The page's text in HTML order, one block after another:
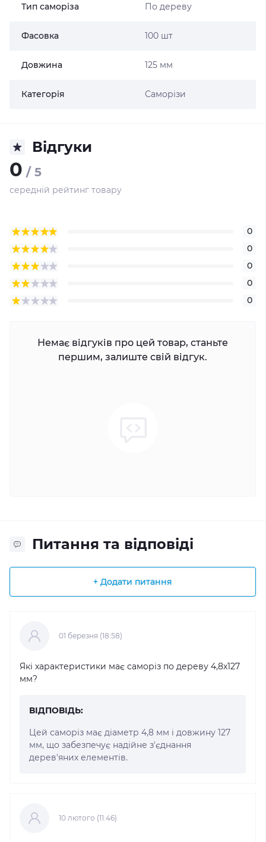
Тип саморіза По дереву
Фасовка 100 шт
Довжина 125 мм
Категорія Саморізи
Відгуки
0 / 5
середній рейтинг товару
0
0
0
0
0
Немає відгуків про цей товар, станьте
першим, залиште свій відгук.
Питання та відповіді
+ Додати питання
01 березня (18:58)
Які характеристики має саморіз по дереву 4,8x127
мм?
ВІДПОВІДЬ:
Цей саморіз має діаметр 4,8 мм і довжину 127
мм, що забезпечує надійне з'єднання
дерев'яних елементів.
10 лютого (11:46)